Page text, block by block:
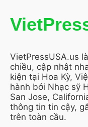
VietPressUSA.us
chiều, cập nhật
kiện tại Hoa Kỳ,
hành bởi Nhạc sỹ
San Jose,
thông tin tin cậy,
trên toàn cầu.